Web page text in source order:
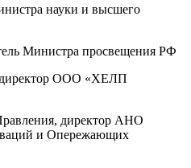
науки и высшего
Министра просвещения РФ
директор ООО «ХЕЛП
директор АНО
и Опережающих